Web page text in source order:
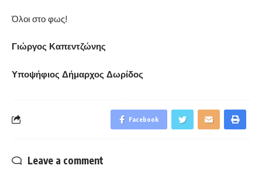
Όλοι στο φως!
Γιώργος Καπεντζώνης
Υποψήφιος Δήμαρχος Δωρίδος
Facebook
Leave a comment